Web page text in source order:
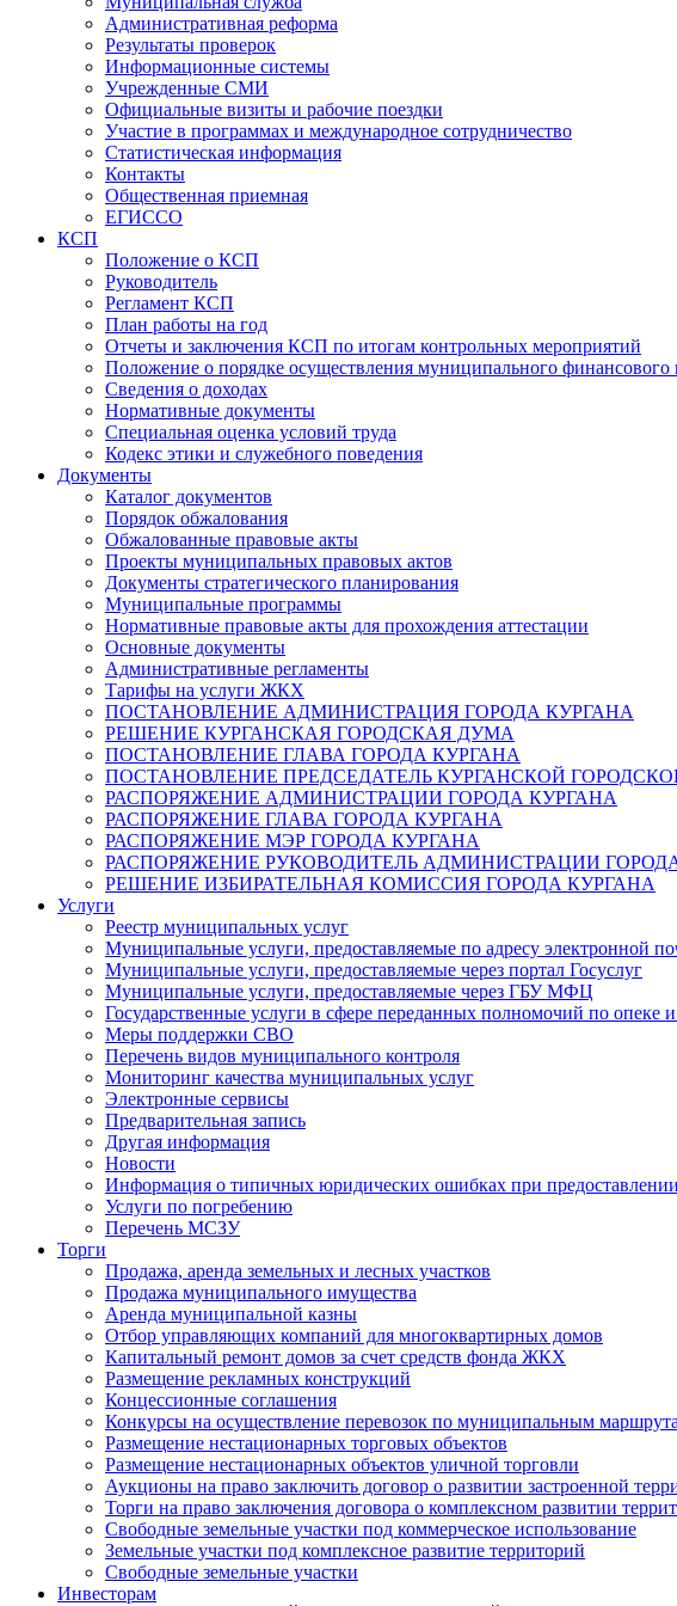
Административная реформа
Результаты проверок
Информационные системы
Учрежденные СМИ
Официальные визиты и рабочие поездки
Участие в программах и международное сотрудничество
Статистическая информация
Контакты
Общественная приемная
ЕГИССО
КСП
Положение о КСП
Руководитель
Регламент КСП
План работы на год
Отчеты и заключения КСП по итогам контрольных мероприятий
Положение о порядке осуществления муниципального финансового
Сведения о доходах
Нормативные документы
Специальная оценка условий труда
Кодекс этики и служебного поведения
Документы
Каталог документов
Порядок обжалования
Обжалованные правовые акты
Проекты муниципальных правовых актов
Документы стратегического планирования
Муниципальные программы
Нормативные правовые акты для прохождения аттестации
Основные документы
Административные регламенты
Тарифы на услуги ЖКХ
ПОСТАНОВЛЕНИЕ АДМИНИСТРАЦИЯ ГОРОДА КУРГАНА
РЕШЕНИЕ КУРГАНСКАЯ ГОРОДСКАЯ ДУМА
ПОСТАНОВЛЕНИЕ ГЛАВА ГОРОДА КУРГАНА
ПОСТАНОВЛЕНИЕ ПРЕДСЕДАТЕЛЬ КУРГАНСКОЙ
РАСПОРЯЖЕНИЕ АДМИНИСТРАЦИИ ГОРОДА КУРГАНА
РАСПОРЯЖЕНИЕ ГЛАВА ГОРОДА КУРГАНА
РАСПОРЯЖЕНИЕ МЭР ГОРОДА КУРГАНА
РАСПОРЯЖЕНИЕ РУКОВОДИТЕЛЬ АДМИНИСТРАЦИИ
РЕШЕНИЕ ИЗБИРАТЕЛЬНАЯ КОМИССИЯ ГОРОДА КУРГАНА
Услуги
Реестр муниципальных услуг
Муниципальные услуги, предоставляемые по адресу электронной
Муниципальные услуги, предоставляемые через портал Госуслуг
Муниципальные услуги, предоставляемые через ГБУ МФЦ
Государственные услуги в сфере переданных полномочий по опеке и
Меры поддержки СВО
Перечень видов муниципального контроля
Мониторинг качества муниципальных услуг
Электронные сервисы
Предварительная запись
Другая информация
Новости
Информация о типичных юридических ошибках при
Услуги по погребению
Перечень МСЗУ
Торги
Продажа, аренда земельных и лесных участков
Продажа муниципального имущества
Аренда муниципальной казны
Отбор управляющих компаний для многоквартирных домов
Капитальный ремонт домов за счет средств фонда ЖКХ
Размещение рекламных конструкций
Концессионные соглашения
Конкурсы на осуществление перевозок по муниципальным
Размещение нестационарных торговых объектов
Размещение нестационарных объектов уличной торговли
Аукционы на право заключить договор о развитии застроенной
Торги на право заключения договора о комплексном развитии
Свободные земельные участки под коммерческое использование
Земельные участки под комплексное развитие территорий
Свободные земельные участки
Инвесторам